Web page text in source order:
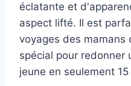
éclatante et
aspect lifté. Il est
voyages des mamans
spécial pour redonner
jeune en seulement